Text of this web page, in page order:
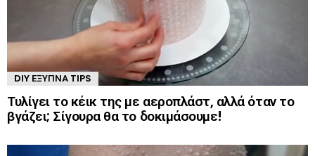
DIY ΈΞΥΠΝΑ TIPS
Τυλίγει το κέικ της με αεροπλάστ, αλλά όταν το
βγάζει; Σίγουρα θα το δοκιμάσουμε!